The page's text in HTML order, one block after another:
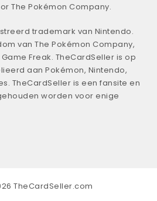
The Pokémon Company.
trademark van Nintendo.
van The Pokémon Company,
Freak. TheCardSeller is op
aan Pokémon, Nintendo,
TheCardSeller is een fansite en
worden voor enige
TheCardSeller.com